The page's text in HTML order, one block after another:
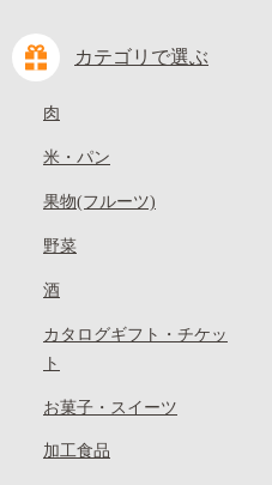
カテゴリで選ぶ
肉
米・パン
果物(フルーツ)
野菜
酒
カタログギフト・チケッ
ト
お菓子・スイーツ
加工食品